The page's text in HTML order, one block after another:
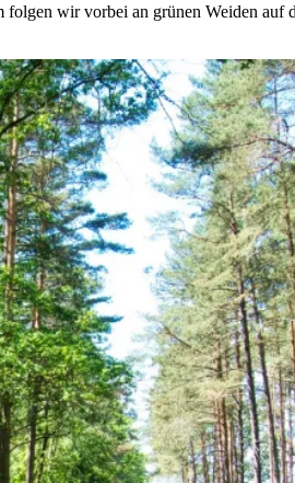
wir vorbei an grünen Weiden auf